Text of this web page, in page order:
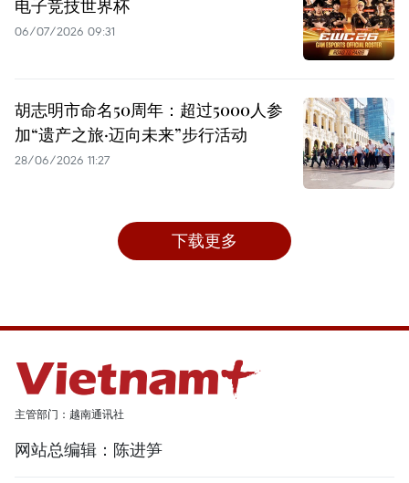
电子竞技世界杯
06/07/2026 09:31
胡志明市命名50周年：超过5000人参
加“遗产之旅·迈向未来”步行活动
28/06/2026 11:27
下载更多
主管部门：越南通讯社
网站总编辑：陈进笋